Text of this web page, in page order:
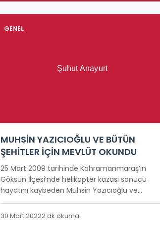
GENEL
MUHSİN YAZICIOĞLU VE BÜTÜN
ŞEHİTLER İÇİN MEVLÜT OKUNDU
25 Mart 2009 tarihinde Kahramanmaraş’ın
Göksun İlçesi’nde helikopter kazası sonucu
hayatını kaybeden Muhsin Yazıcıoğlu ve...
30 Mart 20222 dk okuma